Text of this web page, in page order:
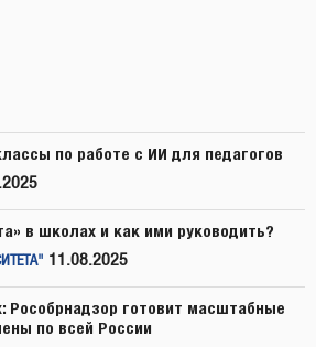
по работе с ИИ для педагогов
в школах и как ими руководить?
11.08.2025
Рособрнадзор готовит масштабные
по всей России